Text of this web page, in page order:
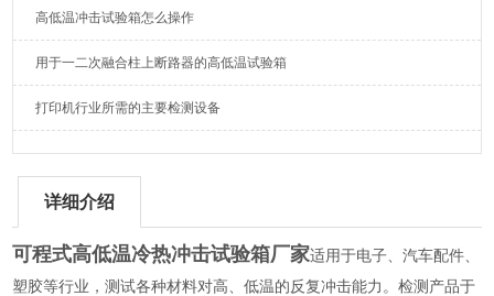
高低温冲击试验箱怎么操作
用于一二次融合柱上断路器的高低温试验箱
打印机行业所需的主要检测设备
详细介绍
可程式高低温冷热冲击试验箱厂家适用于电子、汽车配件、
塑胶等行业，测试各种材料对高、低温的反复冲击能力。检测产品于